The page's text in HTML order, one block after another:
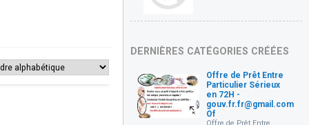
DERNIÈRES CATÉGORIES CRÉÉES
Offre de Prêt Entre
Particulier Sérieux
en 72H -
gouv.fr.fr@gmail.com
Of